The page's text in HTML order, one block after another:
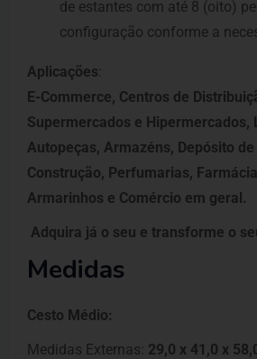
de estantes com até 8 (oito)
configuração conforme a
Aplicações
E-Commerce, Centros de
Supermercados e Hipermercados,
Autopeças, Armazéns, Depósito
Construção, Perfumarias,
Armarinhos e Comércio em geral.
Adquira já o seu e transforme o
Medidas
Cesto Médio:
Medidas Externas: 29,0 x 41,0 x